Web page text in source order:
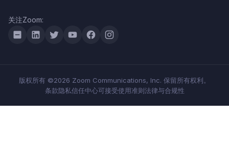
关注Zoom:
版权所有 ©2026 Zoom Communications, Inc. 保留所有权利。
条款隐私信任中心可接受使用准则法律与合规性